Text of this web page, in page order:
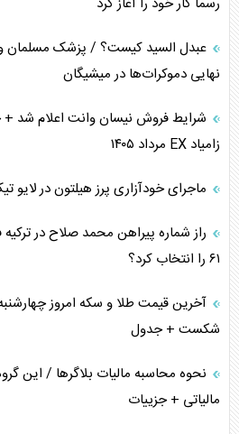
پیام، ظرفیت بالفعل‌نشده تجارت ایران
همسویی عربستان با سنتکام علیه
ترامپ و توهم خلع سلاح حماس
چرا کویت به دنبال شریک امنیتی
اعتراف غرب به قدرت ایران در تثبیت
خطای راهبردی ترامپ مقابل برزیل
عبدل السید کیست؟ / پزشک مسلمان و
نهایی دموکرات‌ها در میشیگان
شرایط فروش نیسان وانت اعلام شد +
زامیاد EX مرداد ۱۴۰۵
ماجرای خودآزاری پرز هیلتون در لایو
راز شماره پیراهن محمد صلاح در
۶۱ را انتخاب کرد؟
شکست + جدول
نحوه محاسبه مالیات بلاگر‌ها / این
مالیاتی + جزییات